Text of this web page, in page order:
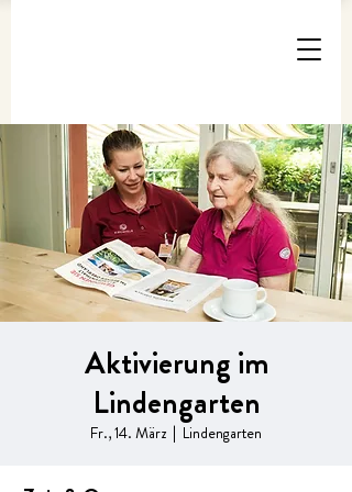
Aktivierung im
Lindengarten
Fr., 14. März
  |
Lindengarten